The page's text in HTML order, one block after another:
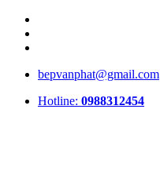
bepvanphat@gmail.com
Hotline: 0988312454